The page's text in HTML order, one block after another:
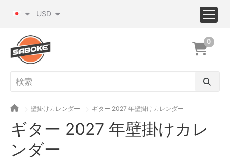
USD
0
壁掛けカレンダー ギター 2027 年壁掛けカレンダー
ギター 2027 年壁掛けカレ
ンダー